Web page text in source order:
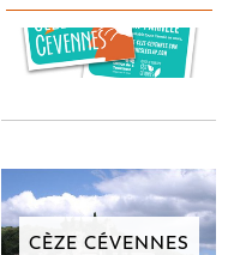
CÈZE CÉVENNES